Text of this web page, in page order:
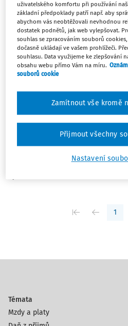
Počet vyhledaných dokumentů:1
Řadit podle:
Nejnovější
Nejstarší
NOVINKY
Uprchlíci budou mít dál
zvláštní pobyt, schválila
Uprchlíci z Ukrajiny budou mít
Počítá s tím nařízení, které
po zasedání kabinetu řekl
(ANO). Podmínky pro získání
1
Témata
Mzdy a platy
uživatelského komfortu při používání
základní předpoklady patří např. aby
abychom vás neobtěžovali nevhodnou
dostatek podnětů, jak web vylepšovat.
souhlas se zpracováním souborů
dočasně ukládají ve vašem prohlížeči.
souhlasu. Data využijeme ke zlepšování
obsahu webu přímo Vám na míru.
souborů cookie
Nastavení
Zamítnout vše kromě
Přijmout všechny